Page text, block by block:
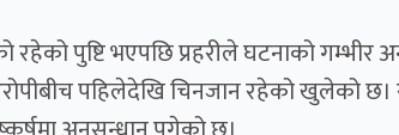
रहेको पुष्टि भएपछि प्रहरीले घटनाको गम्भीर
पहिलेदेखि चिनजान रहेको खुलेको